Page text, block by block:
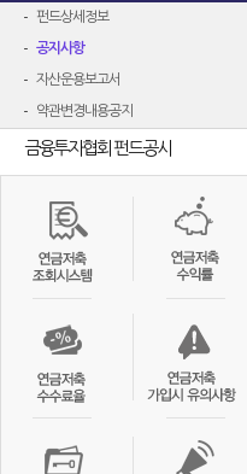
펀드상세정보
공지사항
자산운용보고서
약관변경내용공지
금융투자협회 펀드공시